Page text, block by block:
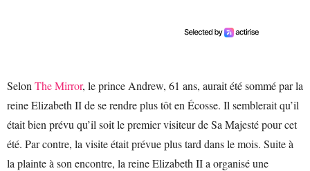
Selon The Mirror, le prince Andrew, 61 ans, aurait été sommé par la
reine Elizabeth II de se rendre plus tôt en Écosse. Il semblerait qu’il
était bien prévu qu’il soit le premier visiteur de Sa Majesté pour cet
été. Par contre, la visite était prévue plus tard dans le mois. Suite à
la plainte à son encontre, la reine Elizabeth II a organisé une